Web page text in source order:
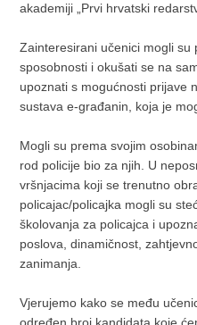
akademiji „Prvi hrvatski
Zainteresirani učenici mogli su
sposobnosti i okušati se na
upoznati s mogućnosti prijave
sustava e-građanin, koja je
Mogli su prema svojim
rod policije bio za njih. U
vršnjacima koji se trenutno
policajac/policajka mogli su
školovanja za policajca i
poslova, dinamičnost,
zanimanja.
Vjerujemo kako se među